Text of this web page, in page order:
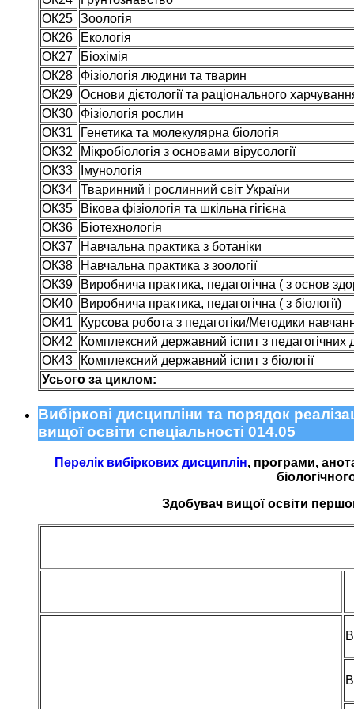
ОК25 Зоологія
ОК26
Екологія
ОК27
Біохімія
ОК28
Фізіологія людини та тварин
ОК29 Основи дієтології та раціонального
ОК30
Фізіологія рослин
ОК31
Генетика та молекулярна біологія
ОК32
Мікробіологія з основами вірусології
ОК33
Імунологія
ОК34 Тваринний і рослинний світ України
ОК35
Вікова фізіологія та шкільна гігієна
ОК36
Біотехнологія
ОК37
Навчальна практика з ботаніки
ОК38
Навчальна практика з зоології
ОК39
Виробнича практика, педагогічна ( з основ
ОК40
Виробнича практика, педагогічна ( з біології)
ОК41
Курсова робота з педагогіки/Методики
ОК42
Комплексний державний іспит з педагогічних
ОК43
Комплексний державний іспит з біології
Усього за циклом:
Вибіркові дисципліни та порядок
вищої освіти спеціальності 014.05
Перелік вибіркових дисциплін, програми,
Здобувач вищої освіти